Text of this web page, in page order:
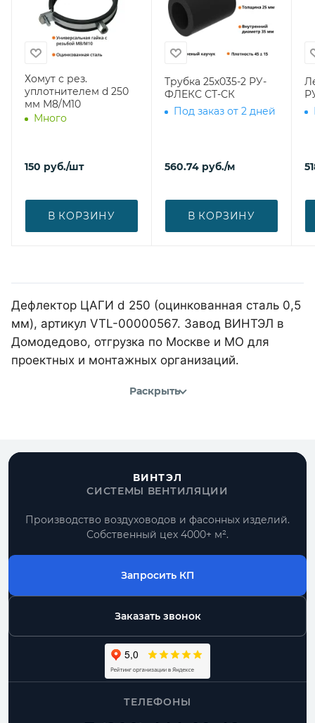
Хомут с рез.
уплотнителем d 250
мм М8/М10
Много
150 руб./шт
В КОРЗИНУ
Трубка 25х035-2 РУ-
ФЛЕКС СТ-СК
Под заказ от 2 дней
560.74 руб./м
В КОРЗИНУ
Дефлектор ЦАГИ d 250 (оцинкованная сталь 0,5
мм), артикул VTL-00000567. Завод ВИНТЭЛ в
Домодедово, отгрузка по Москве и МО для
проектных и монтажных организаций.
Раскрыть
ВИНТЭЛ
СИСТЕМЫ ВЕНТИЛЯЦИИ
Производство воздуховодов и фасонных изделий.
Собственный цех 4000+ м².
Запросить КП
Заказать звонок
ТЕЛЕФОНЫ